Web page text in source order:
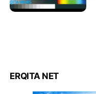
ERQITA NET